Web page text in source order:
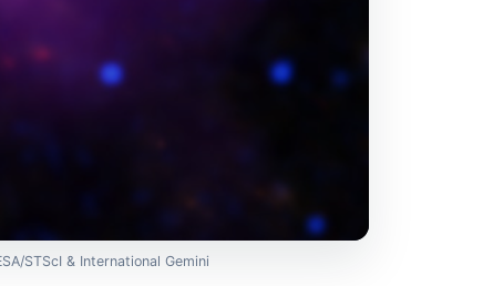
STScI & International Gemini